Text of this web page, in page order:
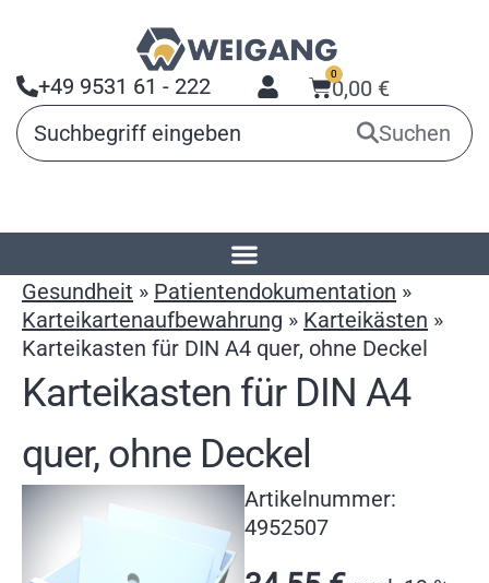
+49 9531 61 - 222 0,00 €
0
Suchen
»Arbeitsmittel für
Gesundheit » Patientendokumentation »
Karteikartenaufbewahrung » Karteikästen »
Karteikasten für DIN A4 quer, ohne Deckel
Karteikasten für DIN A4
quer, ohne Deckel
Artikelnummer:
4952507